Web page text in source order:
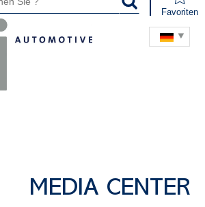
Favoriten
MEDIA CENTER